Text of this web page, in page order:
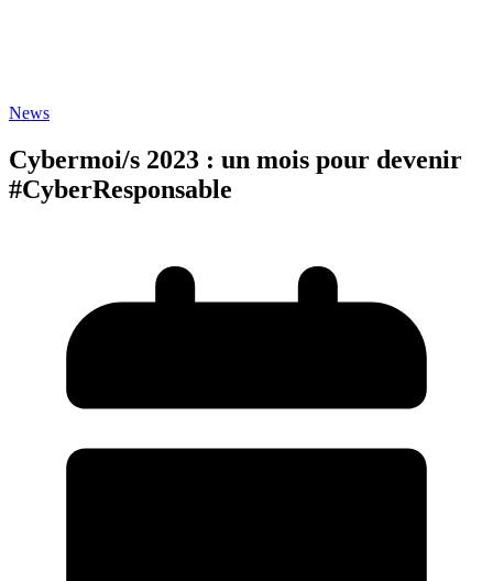
News
Cybermoi/s 2023 : un mois pour devenir
#CyberResponsable